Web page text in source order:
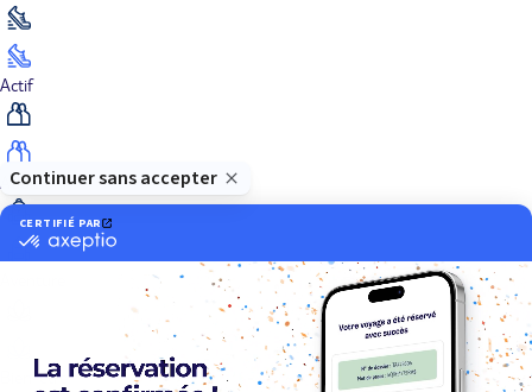
Actif
Adult only
Bien-être